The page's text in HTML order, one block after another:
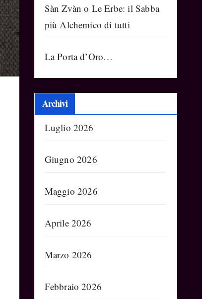
Sàn Zvàn o Le Erbe: il Sabba
più Alchemico di tutti
La Porta d’Oro…
Archivi
Luglio 2026
Giugno 2026
Maggio 2026
Aprile 2026
Marzo 2026
Febbraio 2026